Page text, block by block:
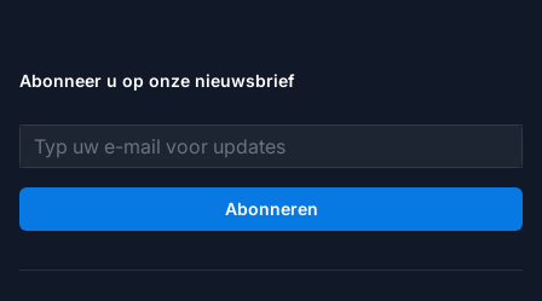
Abonneer u op onze nieuwsbrief
E-mailadres
Abonneren